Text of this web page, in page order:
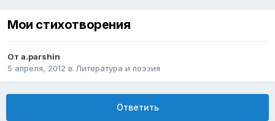
Мои стихотворения
От a.parshin
5 апреля, 2012 в Литература и поэзия
Ответить